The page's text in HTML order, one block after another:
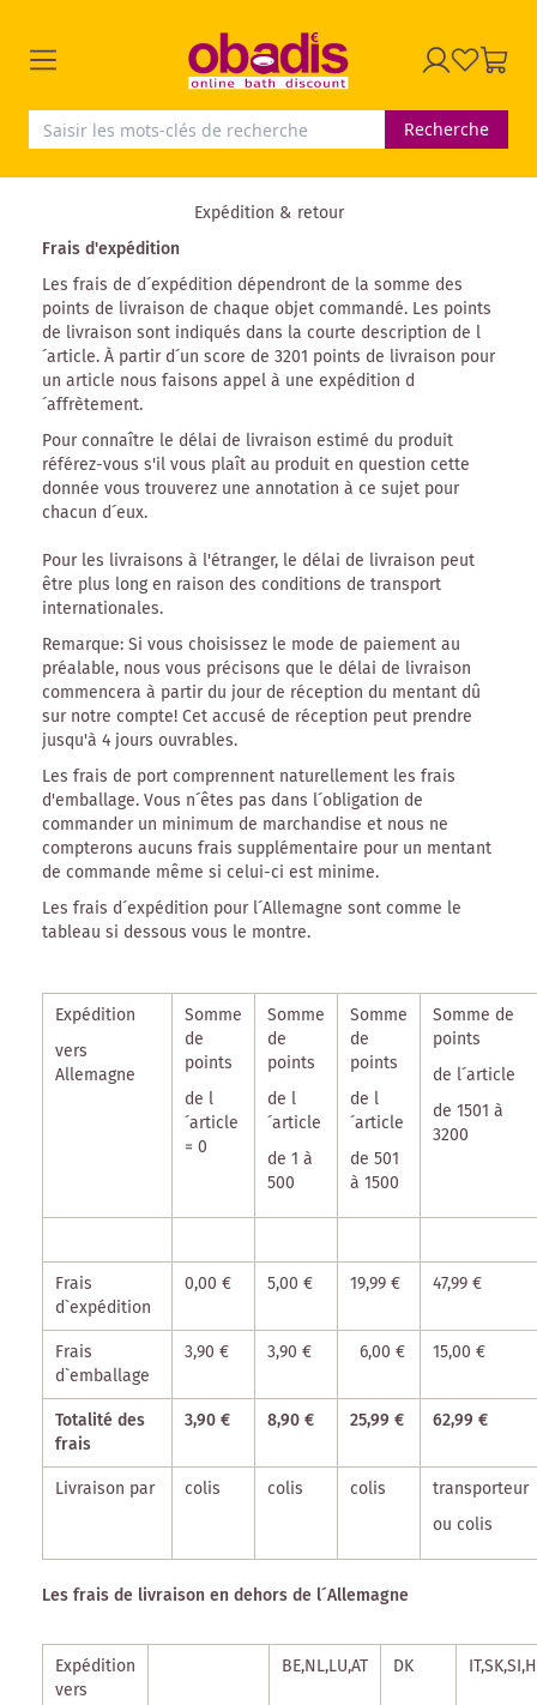
Recherche
Expédition & retour
Frais d'expédition
Les frais de d´expédition dépendront de la somme des
points de livraison de chaque objet commandé. Les points
de livraison sont indiqués dans la courte description de l
´article. À partir d´un score de 3201 points de livraison pour
un article nous faisons appel à une expédition d
´affrètement.
Pour connaître le délai de livraison estimé du produit
référez-vous s'il vous plaît au produit en question cette
donnée vous trouverez une annotation à ce sujet pour
chacun d´eux.
Pour les livraisons à l'étranger, le délai de livraison peut
être plus long en raison des conditions de transport
internationales.
Remarque:Si vous choisissez le mode de paiement au
préalable, nous vous précisons que le délai de livraison
commencera à partir du jour de réception du mentant dû
sur notre compte! Cet accusé de réception peut prendre
jusqu'à 4 jours ouvrables.
Les frais de port comprennent naturellement les frais
d'emballage. Vous n´êtes pas dans l´obligation de
commander un minimum de marchandise et nous ne
compterons aucuns frais supplémentaire pour un mentant
de commande même si celui-ci est minime.
Les frais d´expédition pour l´Allemagne sont comme le
tableau si dessous vous le montre.
Expédition
vers
Allemagne
Somme
de
points
de l
´article
= 0
Somme
de
points
de l
´article
de 1 à
500
Somme
de
points
de l
´article
de 501
à 1500
Somme de
points
de l´article
de 1501 à
3200
Frais
d`expédition
0,00 € 5,00 € 19,99 € 47,99 €
Frais
d`emballage
3,90 € 3,90 € 6,00 € 15,00 €
Totalité des
frais
3,90 € 8,90 € 25,99 € 62,99 €
Livraison par colis colis colis
transporteur
ou colis
Les frais de livraison en dehors de l´Allemagne
Expédition
vers
BE,NL,LU,AT DK